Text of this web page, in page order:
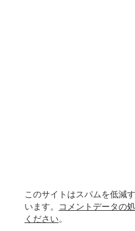
このサイトはスパムを低減
います。
コメントデータの
ください。